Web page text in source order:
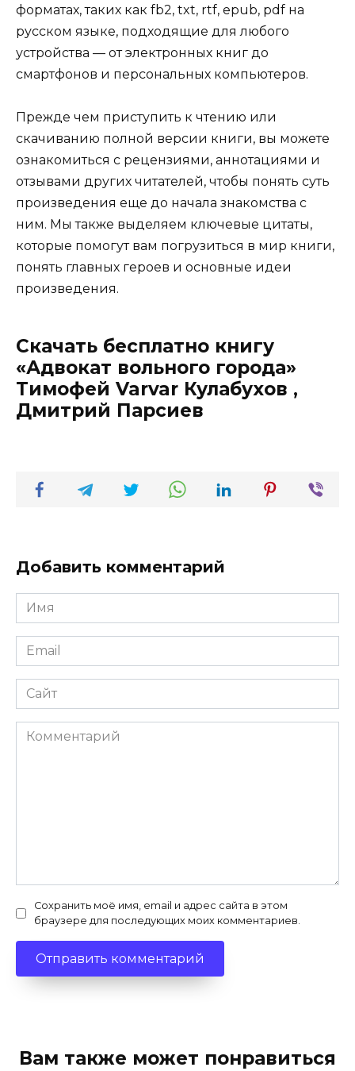
форматах, таких как fb2, txt, rtf, epub, pdf на
русском языке, подходящие для любого
устройства — от электронных книг до
смартфонов и персональных компьютеров.
Прежде чем приступить к чтению или
скачиванию полной версии книги, вы можете
ознакомиться с рецензиями, аннотациями и
отзывами других читателей, чтобы понять суть
произведения еще до начала знакомства с
ним. Мы также выделяем ключевые цитаты,
которые помогут вам погрузиться в мир книги,
понять главных героев и основные идеи
произведения.
Скачать бесплатно книгу
«Адвокат вольного города»
Тимофей Varvar Кулабухов ,
Дмитрий Парсиев
Добавить комментарий
Имя
*
Email
*
Сайт
Комментарий
Сохранить моё имя, email и адрес сайта в этом
браузере для последующих моих комментариев.
Вам также может понравиться